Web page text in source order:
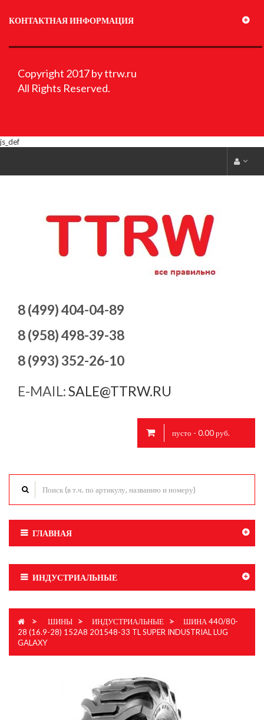
КОНТАКТНАЯ ИНФОРМАЦИЯ
Copyright 2017 by ttrw.ru
All Rights Reserved.
js_def
8 (499) 404-04-89
8 (958) 498-39-38
8 (993) 352-26-10
E-MAIL:SALE@TTRW.RU
пусто - 0.00 руб.
ГЛАВНАЯ
ИНДУСТРИАЛЬНЫЕ
> ШИНЫ > ИНДУСТРИАЛЬНЫЕ >
ШИНА 440/80-
28 (16.9-28) 152A8 201548-33 TL SUPER INDUSTRIAL LUG
GALAXY